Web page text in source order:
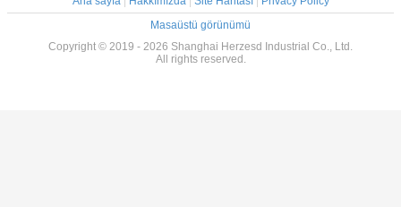
Masaüstü görünümü
Copyright © 2019 - 2026 Shanghai Herzesd Industrial Co., Ltd.
All rights reserved.